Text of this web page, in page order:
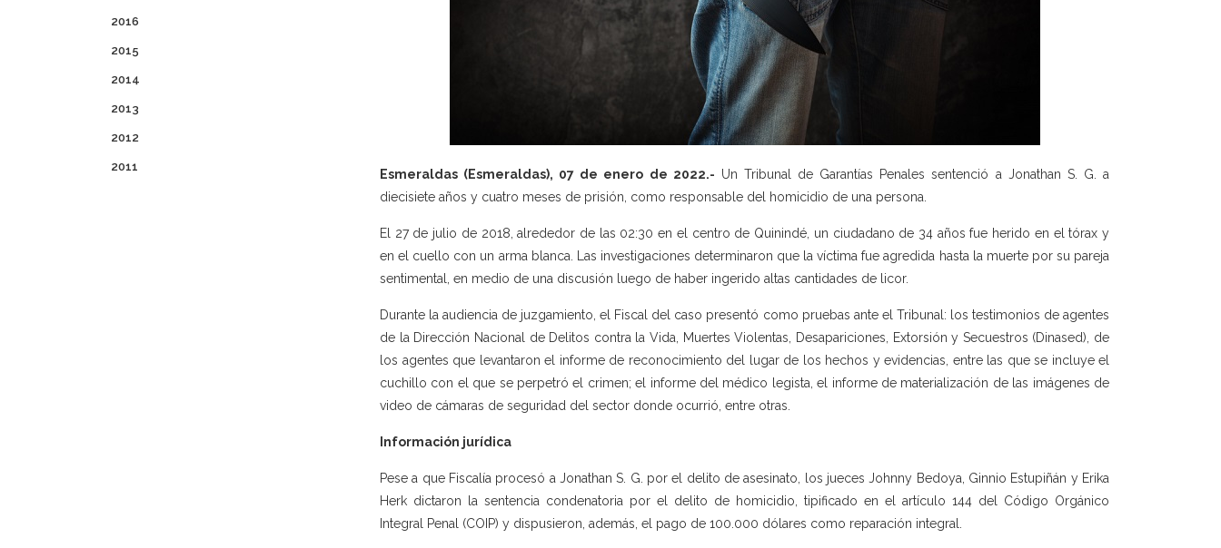
2016
2015
2014
2013
2012
2011
Esmeraldas (Esmeraldas), 07 de enero de 2022.- Un Tribunal de Garantías Penales sentenció a Jonathan S. G. a
diecisiete años y cuatro meses de prisión, como responsable del homicidio de una persona.
El 27 de julio de 2018, alrededor de las 02:30 en el centro de Quinindé, un ciudadano de 34 años fue herido en el tórax y
en el cuello con un arma blanca. Las investigaciones determinaron que la víctima fue agredida hasta la muerte por su pareja
sentimental, en medio de una discusión luego de haber ingerido altas cantidades de licor.
Durante la audiencia de juzgamiento, el Fiscal del caso presentó como pruebas ante el Tribunal: los testimonios de agentes
de la Dirección Nacional de Delitos contra la Vida, Muertes Violentas, Desapariciones, Extorsión y Secuestros (Dinased), de
los agentes que levantaron el informe de reconocimiento del lugar de los hechos y evidencias, entre las que se incluye el
cuchillo con el que se perpetró el crimen; el informe del médico legista, el informe de materialización de las imágenes de
video de cámaras de seguridad del sector donde ocurrió, entre otras.
Información jurídica
Pese a que Fiscalía procesó a Jonathan S. G. por el delito de asesinato, los jueces Johnny Bedoya, Ginnio Estupiñán y Erika
Herk dictaron la sentencia condenatoria por el delito de homicidio, tipificado en el artículo 144 del Código Orgánico
Integral Penal (COIP) y dispusieron, además, el pago de 100.000 dólares como reparación integral.